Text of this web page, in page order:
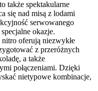
także spektakularne‍
się​ nad misą⁣ z lodami
serwowanego
okazje.
oferują niezwykłe
z przeróżnych
a także
‍połączeniami. Dzięki
nietypowe kombinacje,